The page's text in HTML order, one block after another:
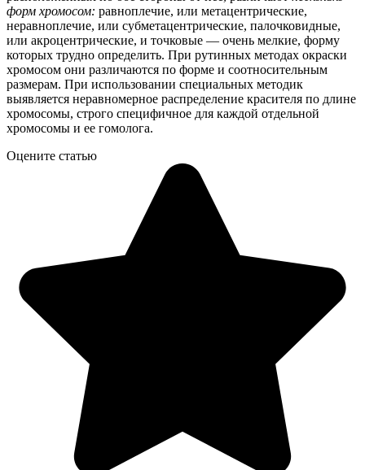
форм хромосом: равноплечие, или метацентрические,
неравноплечие, или субметацентрические, палочковидные,
или акроцентрические, и точковые — очень мелкие, форму
которых трудно определить. При рутинных методах окраски
хромосом они различаются по форме и соотносительным
размерам. При использовании специальных методик
выявляется неравномерное распределение красителя по длине
хромосомы, строго специфичное для каждой отдельной
хромосомы и ее гомолога.
Оцените статью